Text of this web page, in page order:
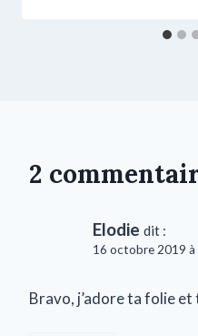
2
Elodie dit :
16 octobre 2019 à
Bravo, j’adore ta folie